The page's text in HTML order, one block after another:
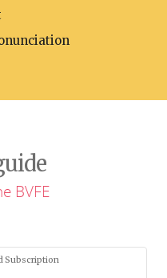
BVFE
Subscription